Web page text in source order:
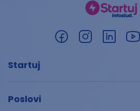
Startuj
Poslovi